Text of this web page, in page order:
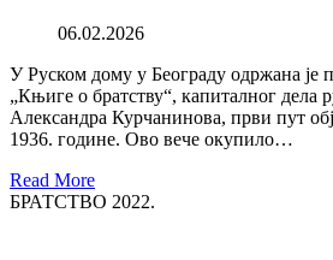
06.02.2026
У Руском дому у Београду одржана је
„Књиге о братству“, капиталног дела
Александра Курчанинова, први пут
1936. године. Ово вече окупило…
Read More
БРАТСТВО 2022.